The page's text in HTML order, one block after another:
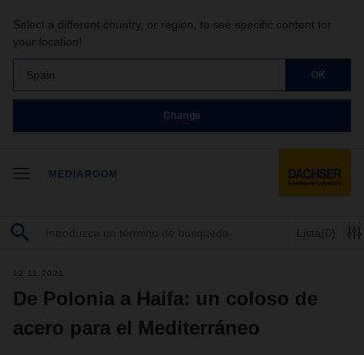
Select a different country, or region, to see specific content for
your location!
Spain OK
Change
MEDIAROOM
Lista (0)
12.11.2021
De Polonia a Haifa: un coloso de
acero para el Mediterráneo